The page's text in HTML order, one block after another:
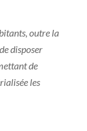
outre la
disposer
de
les